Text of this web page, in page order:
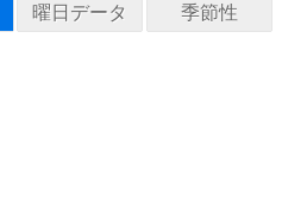
曜日データ 季節性